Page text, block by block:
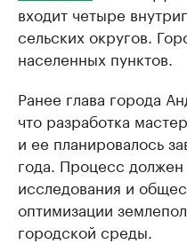
входит четыре
сельских округов.
населенных пунктов.
Ранее глава города
что разработка
и ее планировалось
года. Процесс
исследования и
оптимизации
городской среды.